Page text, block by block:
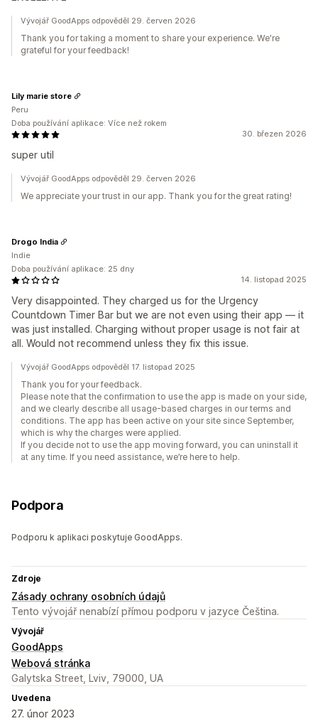
Vývojář GoodApps odpověděl 29. červen 2026
Thank you for taking a moment to share your experience. We're
grateful for your feedback!
30. březen 2026
super util
Lily marie store
Peru
Doba používání aplikace: Více než rokem
Vývojář GoodApps odpověděl 29. červen 2026
We appreciate your trust in our app. Thank you for the great rating!
14. listopad 2025
Very disappointed. They charged us for the Urgency
Countdown Timer Bar but we are not even using their app — it
was just installed. Charging without proper usage is not fair at
all. Would not recommend unless they fix this issue.
Drogo India
Indie
Doba používání aplikace: 25 dny
Vývojář GoodApps odpověděl 17. listopad 2025
Thank you for your feedback.
Please note that the confirmation to use the app is made on your side,
and we clearly describe all usage-based charges in our terms and
conditions. The app has been active on your site since September,
which is why the charges were applied.
If you decide not to use the app moving forward, you can uninstall it
at any time. If you need assistance, we’re here to help.
Podpora
Podporu k aplikaci poskytuje GoodApps.
Zdroje
Zásady ochrany osobních údajů
Tento vývojář nenabízí přímou podporu v jazyce Čeština.
Vývojář
GoodApps
Webová stránka
Galytska Street, Lviv, 79000, UA
Uvedena
27. únor 2023